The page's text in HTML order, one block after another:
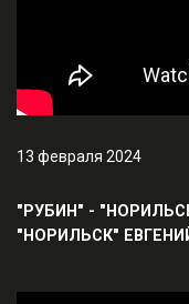
13 февраля 2024
"РУБИН" -
"НОРИЛЬСК"